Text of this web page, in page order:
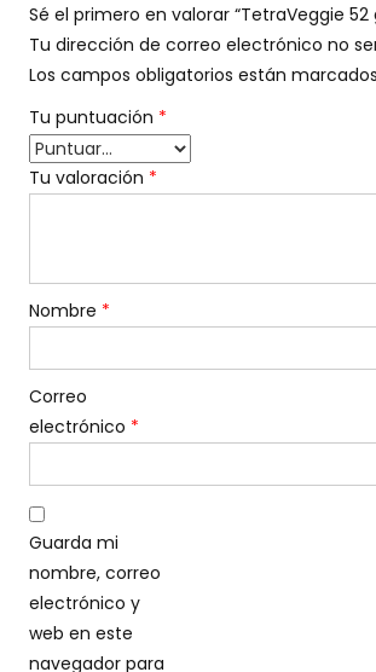
Sé el primero en valorar “TetraVeggie 52
Tu dirección de correo electrónico no
Los campos obligatorios están
Tu puntuación *
Tu valoración *
Nombre *
Correo
electrónico *
Guarda mi
nombre, correo
electrónico y
web en este
navegador para